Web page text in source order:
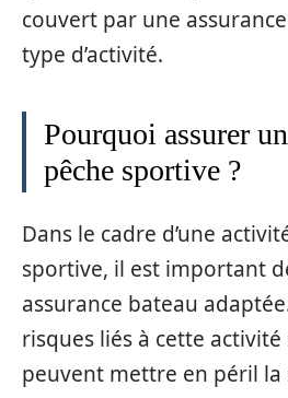
couvert par une
type d’activité.
Pourquoi assurer
pêche sportive ?
Dans le cadre d’une
sportive, il est important
assurance bateau
risques liés à cette
peuvent mettre en péril la